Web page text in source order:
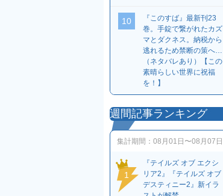
10
『このすば』最新刊23
巻。手錠で繋がれたカズ
マとダクネス。納税から
逃れるため禁断の策へ…
（ネタバレあり）【この
素晴らしい世界に祝福
を！】
週間記事ランキング
集計期間： 08月01日〜08月07日
1
『テイルズ オブ エクシ
リア2』『テイルズ オブ
デスティニー2』新イラ